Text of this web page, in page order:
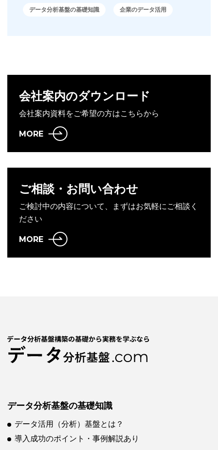
データ分析基盤の基礎知識 企業のデータ活用
会社案内のダウンロード
会社案内資料をご希望の方はこちらから
MORE
ご相談・お問い合わせ
ご検討中の内容について、まずはお気軽にご相談く
ださい
MORE
データ分析基盤の基礎知識
データ活用（分析）基盤とは？
導入成功のポイント・事例解説あり